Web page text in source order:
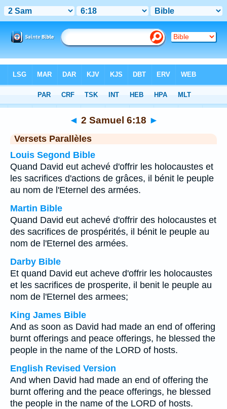
Chapitre 6> Verset 18
◄ 2 Samuel 6:18 ►
Versets Parallèles
Louis Segond Bible
Quand David eut achevé d'offrir les holocaustes et
les sacrifices d'actions de grâces, il bénit le peuple
au nom de l'Eternel des armées.
Martin Bible
Quand David eut achevé d'offrir des holocaustes et
des sacrifices de prospérités, il bénit le peuple au
nom de l'Eternel des armées.
Darby Bible
Et quand David eut acheve d'offrir les holocaustes
et les sacrifices de prosperite, il benit le peuple au
nom de l'Eternel des armees;
King James Bible
And as soon as David had made an end of offering
burnt offerings and peace offerings, he blessed the
people in the name of the LORD of hosts.
English Revised Version
And when David had made an end of offering the
burnt offering and the peace offerings, he blessed
the people in the name of the LORD of hosts.